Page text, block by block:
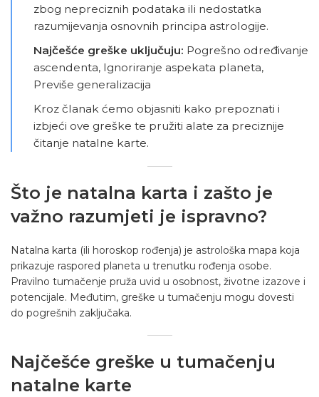
zbog nepreciznih podataka ili nedostatka
razumijevanja osnovnih principa astrologije.
Najčešće greške uključuju: Pogrešno određivanje
ascendenta, Ignoriranje aspekata planeta,
Previše generalizacija
Kroz članak ćemo objasniti kako prepoznati i
izbjeći ove greške te pružiti alate za preciznije
čitanje natalne karte.
Što je natalna karta i zašto je
važno razumjeti je ispravno?
Natalna karta (ili horoskop rođenja) je astrološka mapa koja
prikazuje raspored planeta u trenutku rođenja osobe.
Pravilno tumačenje pruža uvid u osobnost, životne izazove i
potencijale. Međutim, greške u tumačenju mogu dovesti
do pogrešnih zaključaka.
Najčešće greške u tumačenju
natalne karte